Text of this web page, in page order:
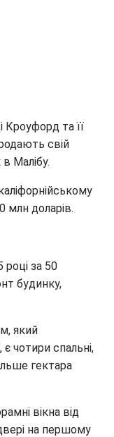
Кроуфорд та її
свій
Малібу.
млн доларів.
за 50
будинку,
який
чотири спальні,
гектара
вікна від
на першому